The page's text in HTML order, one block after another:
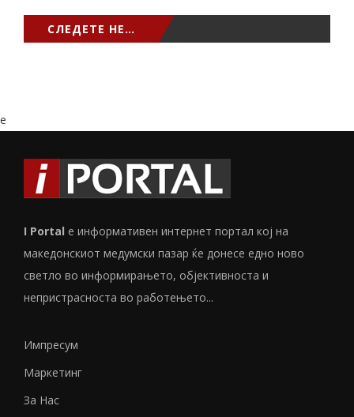
СЛЕДЕТЕ НЕ…
e
I Portal е информативен интернет портал кој на
македонскиот медумски пазар ќе донесе едно ново
светло во информирањето, објективноста и
непристрасноста во работењето...
Импресум
Маркетинг
За Нас